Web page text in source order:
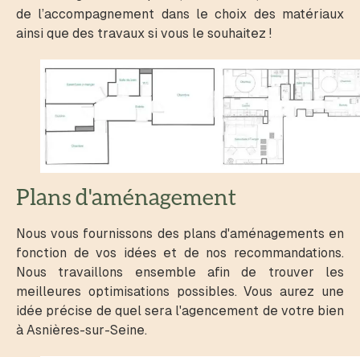
de l’accompagnement dans le choix des matériaux
ainsi que des travaux si vous le souhaitez !
Plans d'aménagement
Nous vous fournissons des plans d'aménagements en
fonction de vos idées et de nos recommandations.
Nous travaillons ensemble afin de trouver les
meilleures optimisations possibles. Vous aurez une
idée précise de quel sera l'agencement de votre bien
à Asnières-sur-Seine.